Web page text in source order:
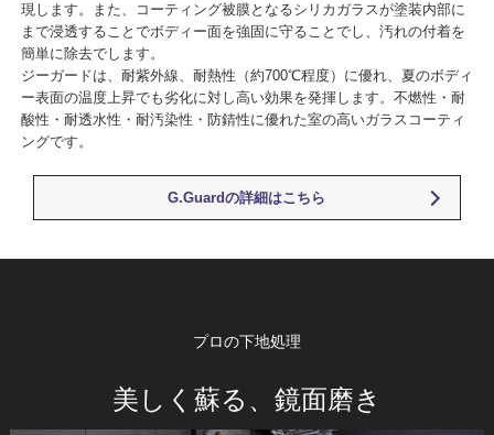
現します。また、コーティング被膜となるシリカガラスが塗装内部に
まで浸透することでボディー面を強固に守ることでし、汚れの付着を
簡単に除去でします。
ジーガードは、耐紫外線、耐熱性（約700℃程度）に優れ、夏のボディ
ー表面の温度上昇でも劣化に対し高い効果を発揮します。不燃性・耐
酸性・耐透水性・耐汚染性・防錆性に優れた室の高いガラスコーティ
ングです。
G.Guardの詳細はこちら
プロの下地処理
美しく蘇る、鏡面磨き